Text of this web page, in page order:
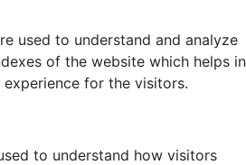
used to understand and analyze
of the website which helps in
for the visitors.
to understand how visitors